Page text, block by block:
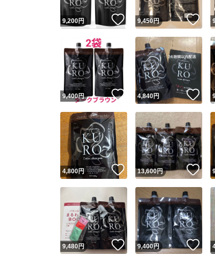
安心
取
9,200円 いいね！
9,450円 い
9,400円 いいね！
4,840円 い
4,800円 いいね！
13,600円 い
9,480円 いいね！
9,400円 い